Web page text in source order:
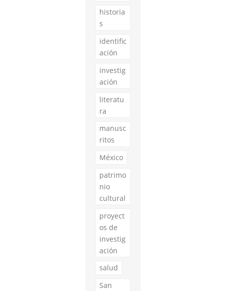
historia
s
identific
ación
investig
ación
literatu
ra
manusc
ritos
México
patrimo
nio
cultural
proyect
os de
investig
ación
salud
San